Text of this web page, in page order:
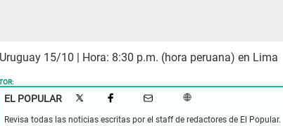
15/10 | Hora: 8:30 p.m. (hora peruana) en Lima
EL POPULAR
Revisa todas las noticias escritas por el staff de redactores de El Popular.